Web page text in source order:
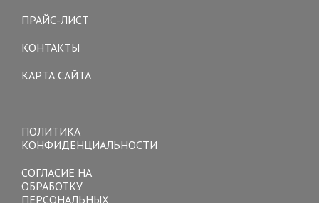
ПРАЙС-ЛИСТ
КОНТАКТЫ
КАРТА САЙТА
ПОЛИТИКА
КОНФИДЕНЦИАЛЬНОСТИ
СОГЛАСИЕ НА
ОБРАБОТКУ
ПЕРСОНАЛЬНЫХ